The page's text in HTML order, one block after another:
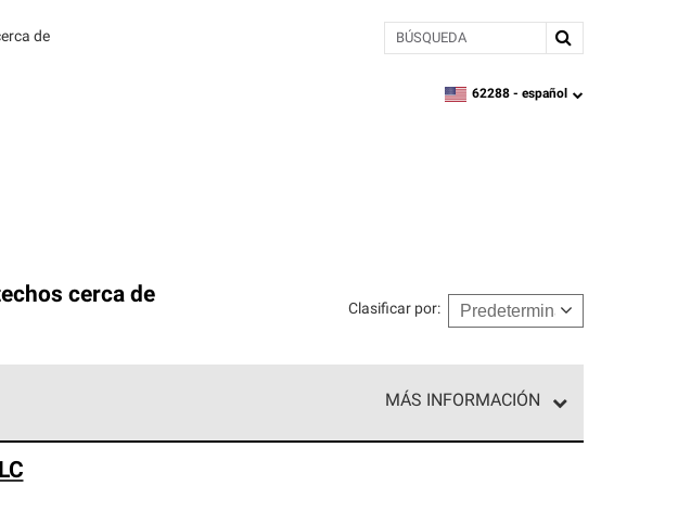
de BÚSQUEDA
zipcode,language
62288 - español
cerca de
Clasificar por:
MÁS INFORMACIÓN
de profesionalismo y confiabilidad.